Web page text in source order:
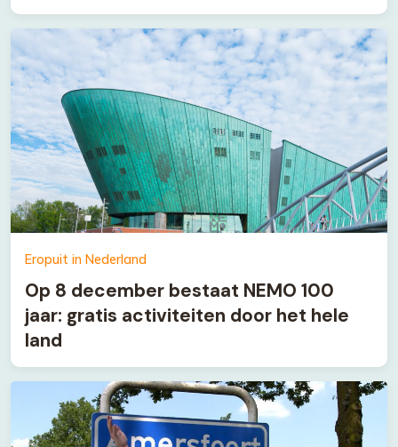
Eropuit in Nederland
Op 8 december bestaat NEMO 100
jaar: gratis activiteiten door het hele
land